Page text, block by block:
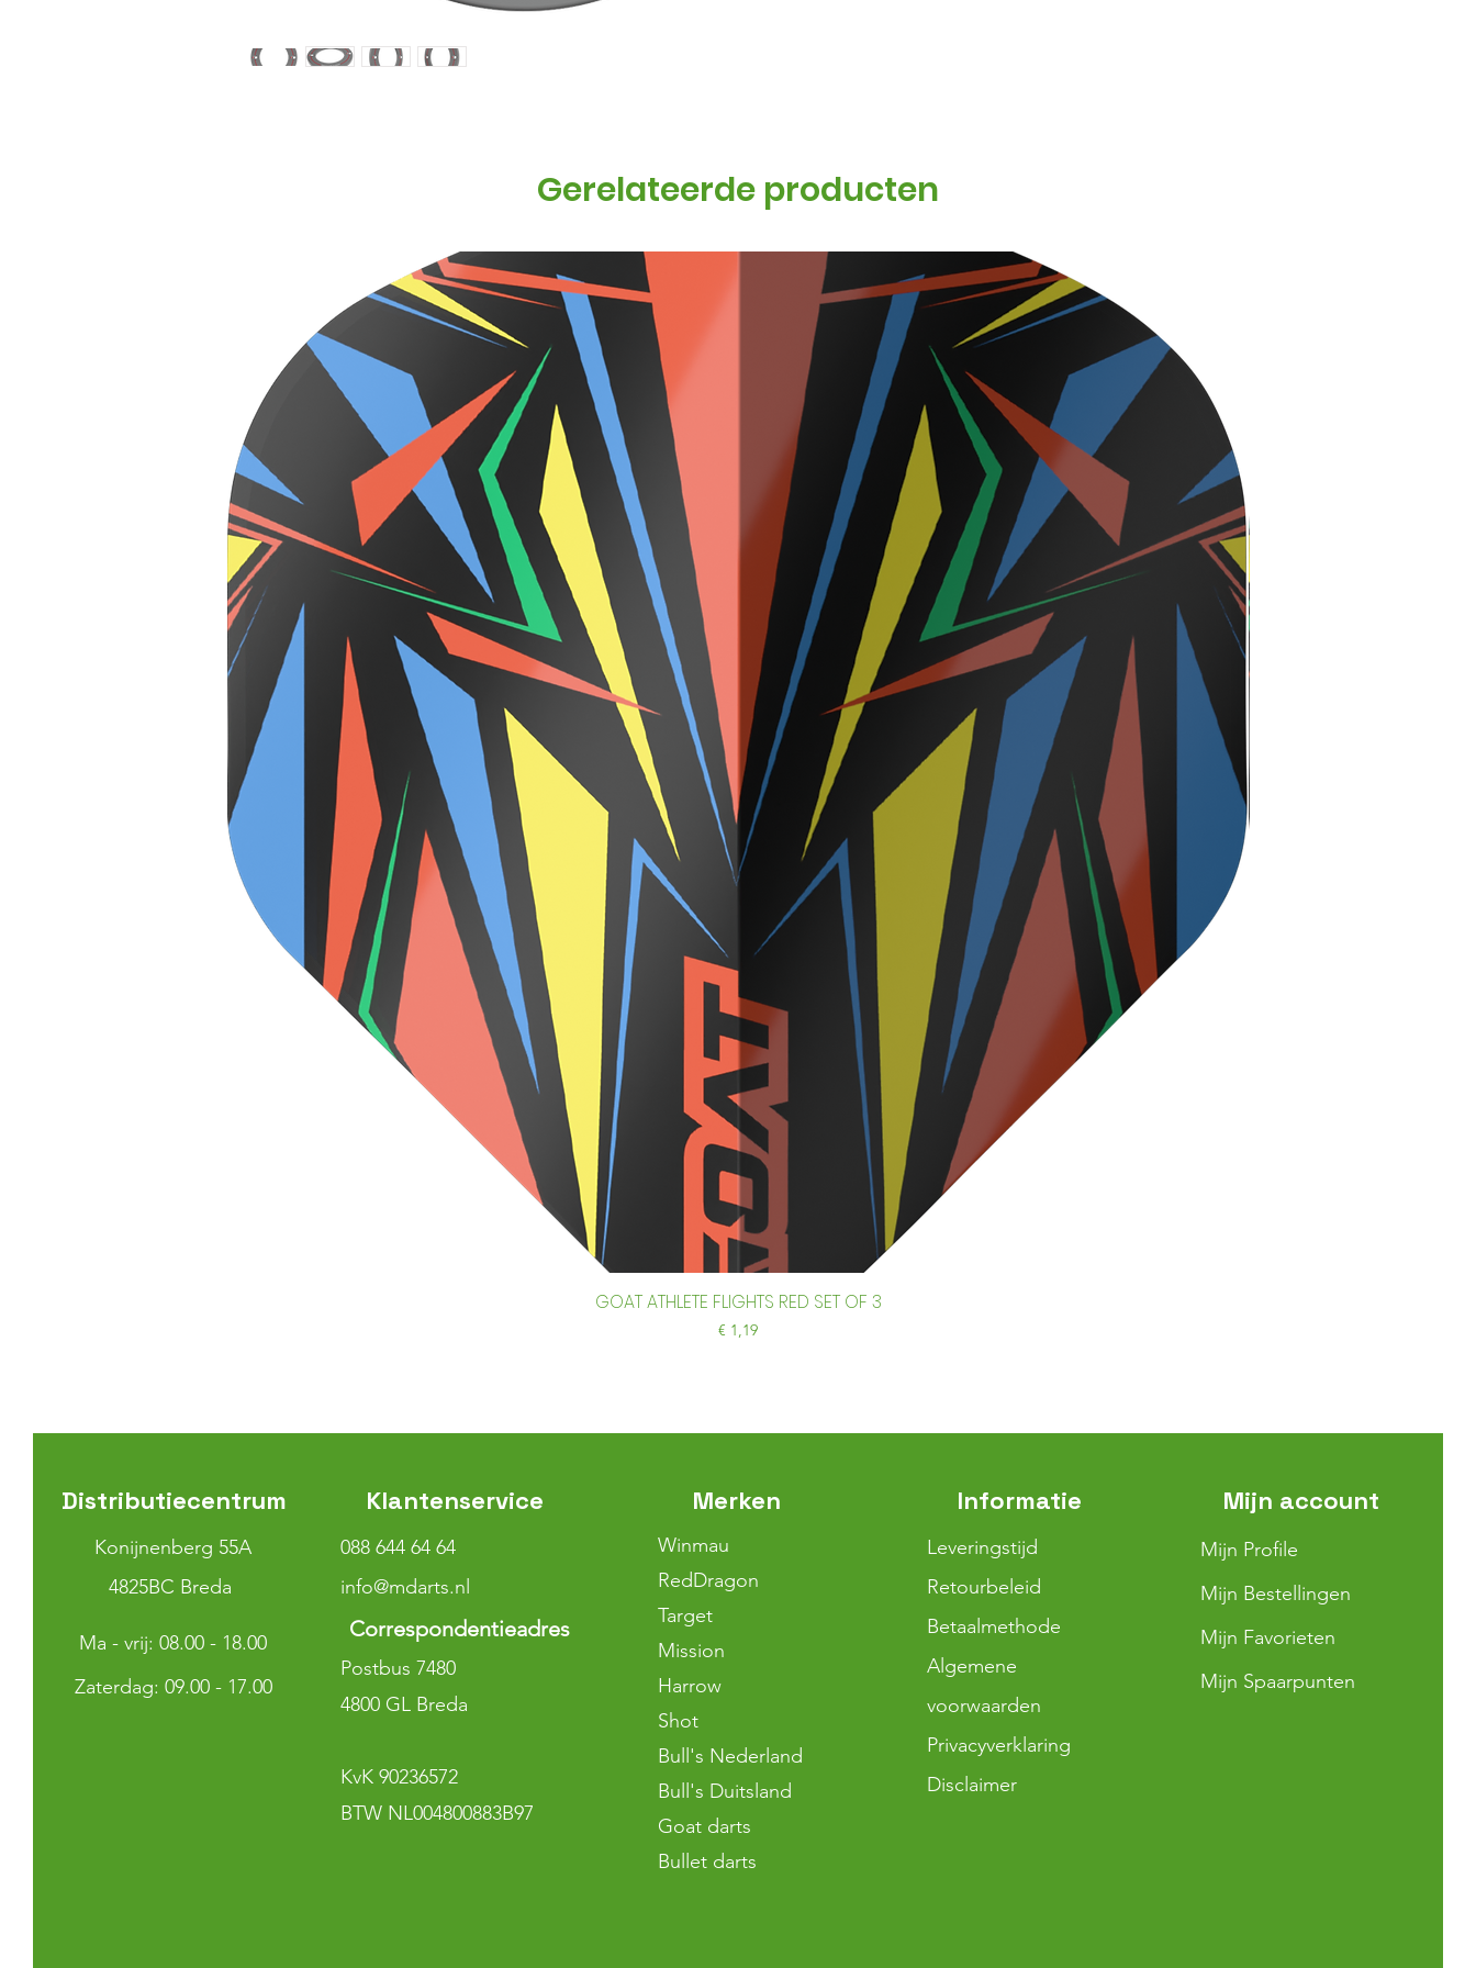
Gerelateerde producten
Snel overzicht
GOAT ATHLETE FLIGHTS RED SET OF 3
Prijs
€ 1,19
Distributiecentrum
Konijnenberg 55A
4825BC Breda
Ma - vrij: 08.00 - 18.00
​​Zaterdag: 09.00 - 17.00
Klantenservice
088 644 64 64
info@mdarts.nl
Correspondentieadres
Postbus 7480
4800 GL Breda
KvK 90236572
BTW NL004800883B97
Merken
Winmau
RedDragon
Target
Mission
Harrow
Shot
Bull's Nederland
Bull's Duitsland
Goat darts
Bullet darts
Informatie
Leveringstijd
Retourbeleid
Betaalmethode
Algemene
voorwaarden
Privacyverklaring
Disclaimer
Mijn account
Mijn Profile
Mijn Bestellingen
Mijn Favorieten
Mijn Spaarpunten